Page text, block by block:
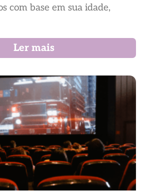
com base em sua idade,
Ler mais